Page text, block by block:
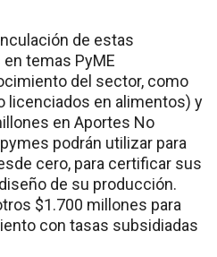
de estas
temas PyME
del sector, como
licenciados en alimentos) y
en Aportes No
podrán utilizar para
cero, para certificar sus
de su producción.
$1.700 millones para
con tasas subsidiadas